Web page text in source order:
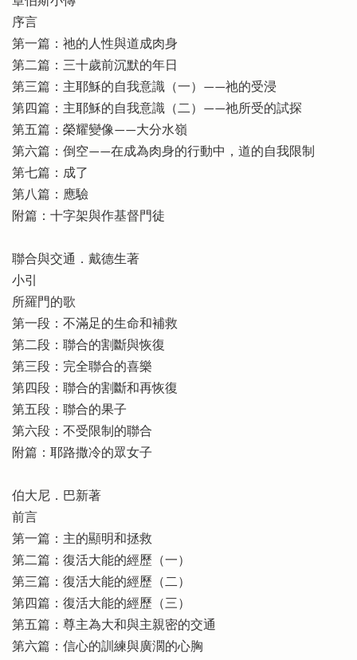
序言
第一篇：祂的人性與道成肉身
第二篇：三十歲前沉默的年日
第三篇：主耶穌的自我意識（一）——祂的受浸
第四篇：主耶穌的自我意識（二）——祂所受的試探
第五篇：榮耀變像——大分水嶺
第六篇：倒空——在成為肉身的行動中，道的自我限制
第七篇：成了
第八篇：應驗
附篇：十字架與作基督門徒
聯合與交通．戴德生著
小引
所羅門的歌
第一段：不滿足的生命和補救
第二段：聯合的割斷與恢復
第三段：完全聯合的喜樂
第四段：聯合的割斷和再恢復
第五段：聯合的果子
第六段：不受限制的聯合
附篇：耶路撒冷的眾女子
伯大尼．巴新著
前言
第一篇：主的顯明和拯救
第二篇：復活大能的經歷（一）
第三篇：復活大能的經歷（二）
第四篇：復活大能的經歷（三）
第五篇：尊主為大和與主親密的交通
第六篇：信心的訓練與廣濶的心胸